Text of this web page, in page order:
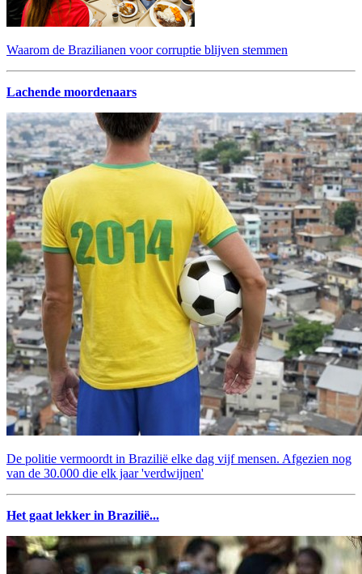
Waarom de Brazilianen voor corruptie blijven stemmen
Lachende moordenaars
De politie vermoordt in Brazilië elke dag vijf mensen. Afgezien nog
van de 30.000 die elk jaar 'verdwijnen'
Het gaat lekker in Brazilië...